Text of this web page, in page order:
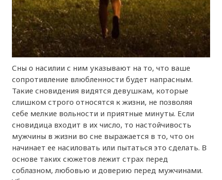
Сны о насилии с ним указывают на то, что ваше
сопротивление влюбленности будет напрасным.
Такие сновидения видятся девушкам, которые
слишком строго относятся к жизни, не позволяя
себе мелкие вольности и приятные минуты. Если
сновидица входит в их число, то настойчивость
мужчины в жизни во сне выражается в то, что он
начинает ее насиловать или пытаться это сделать. В
основе таких сюжетов лежит страх перед
соблазном, любовью и доверию перед мужчинами.